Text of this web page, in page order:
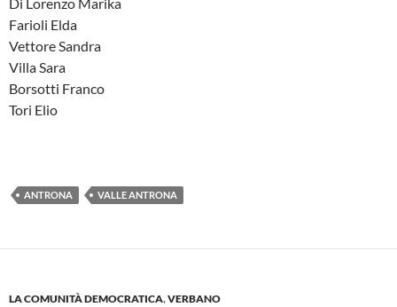
Farioli Elda
Vettore Sandra
Villa Sara
Borsotti Franco
Tori Elio
ANTRONA VALLE ANTRONA
LA COMUNITÀ DEMOCRATICA,VERBANO